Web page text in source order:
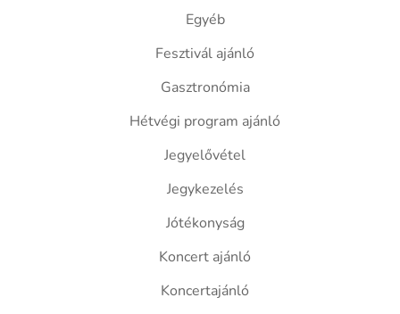
Egyéb
Fesztivál ajánló
Gasztronómia
Hétvégi program ajánló
Jegyelővétel
Jegykezelés
Jótékonyság
Koncert ajánló
Koncertajánló